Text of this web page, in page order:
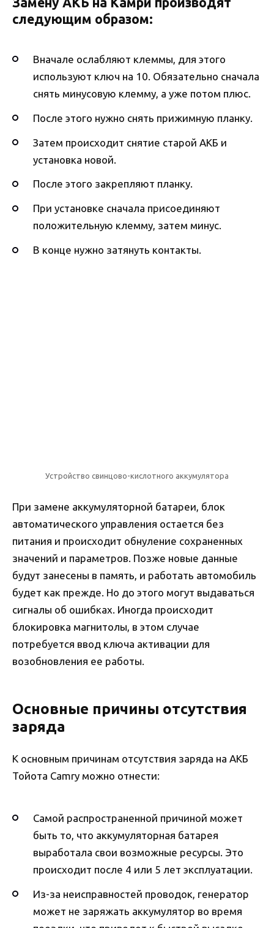
следующим образом:
Вначале ослабляют клеммы, для этого
используют ключ на 10. Обязательно сначала
снять минусовую клемму, а уже потом плюс.
После этого нужно снять прижимную планку.
Затем происходит снятие старой АКБ и
установка новой.
После этого закрепляют планку.
При установке сначала присоединяют
положительную клемму, затем минус.
В конце нужно затянуть контакты.
Устройство свинцово-кислотного аккумулятора
При замене аккумуляторной батареи, блок
автоматического управления остается без
питания и происходит обнуление сохраненных
значений и параметров. Позже новые данные
будут занесены в память, и работать автомобиль
будет как прежде. Но до этого могут выдаваться
сигналы об ошибках. Иногда происходит
блокировка магнитолы, в этом случае
потребуется ввод ключа активации для
возобновления ее работы.
Основные причины отсутствия
заряда
К основным причинам отсутствия заряда на АКБ
Тойота Сamry можно отнести:
Самой распространенной причиной может
быть то, что аккумуляторная батарея
выработала свои возможные ресурсы. Это
происходит после 4 или 5 лет эксплуатации.
Из-за неисправностей проводок, генератор
может не заряжать аккумулятор во время